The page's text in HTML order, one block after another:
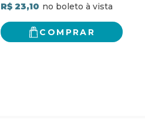
R$ 23,10
COMPRAR